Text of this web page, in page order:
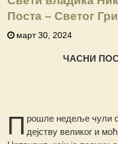
Поста – Светог
март 30, 2024
ЧАСНИ
П рошле недеље чули
дејству великог и